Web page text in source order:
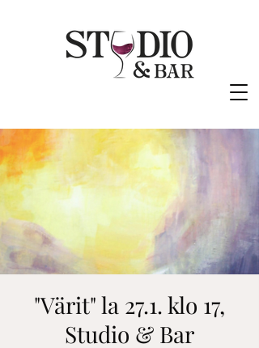
"Värit" la 27.1. klo 17,
Studio & Bar